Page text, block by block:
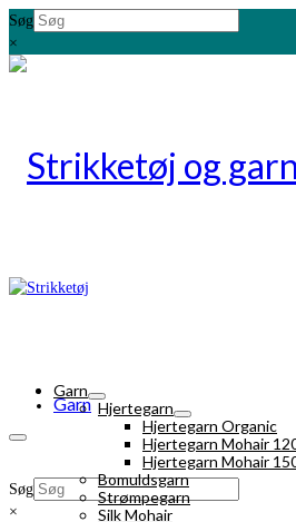
Søg
×
Garn
Søg
×
Garn
Hjertegarn
Hjertegarn Organic
Hjertegarn Mohair
Hjertegarn Mohair
Bomuldsgarn
Strømpegarn
Silk Mohair